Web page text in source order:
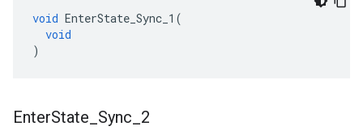
void EnterState_Sync_1 (
void
)
EnterState Sync 2